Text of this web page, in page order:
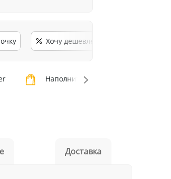
Хочу дешевле
Наполнители
Доставка